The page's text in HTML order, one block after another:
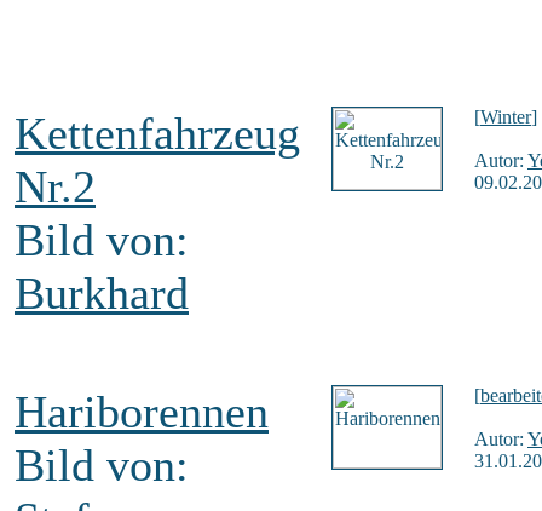
Kettenfahrzeug
Nr.2
Bild von:
Burkhard
[Winter]
Autor:
Hariborennen
Bild von:
[
Autor: